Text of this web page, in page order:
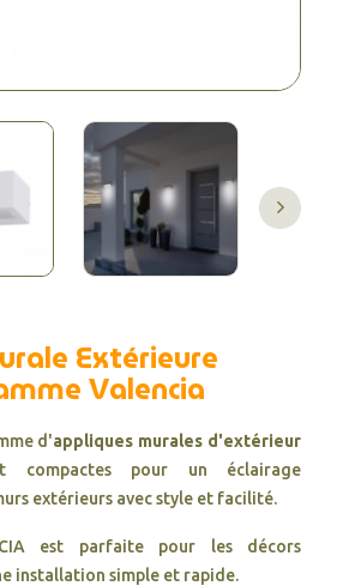
Extérieure
Valencia
d'appliques murales d'extérieur
compactes pour un éclairage
extérieurs avec style et facilité.
est parfaite pour les décors
installation simple et rapide.